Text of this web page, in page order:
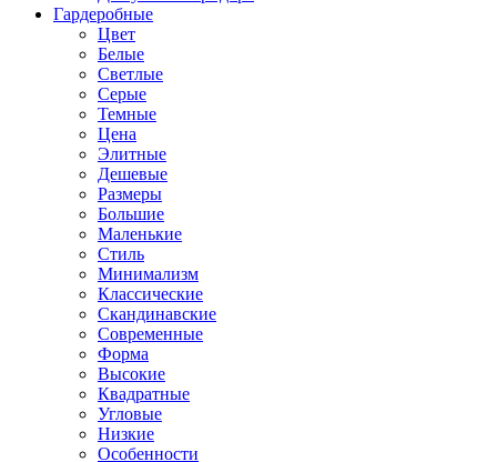
Гардеробные
Цвет
Белые
Светлые
Серые
Темные
Цена
Элитные
Дешевые
Размеры
Большие
Маленькие
Стиль
Минимализм
Классические
Скандинавские
Современные
Форма
Высокие
Квадратные
Угловые
Низкие
Особенности